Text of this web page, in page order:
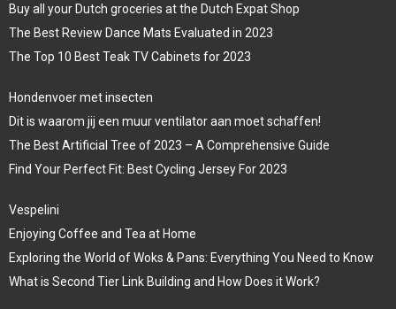
Buy all your Dutch groceries at the Dutch Expat Shop
The Best Review Dance Mats Evaluated in 2023
The Top 10 Best Teak TV Cabinets for 2023
Hondenvoer met insecten
Dit is waarom jij een muur ventilator aan moet schaffen!
The Best Artificial Tree of 2023 – A Comprehensive Guide
Find Your Perfect Fit: Best Cycling Jersey For 2023
Vespelini
Enjoying Coffee and Tea at Home
Exploring the World of Woks & Pans: Everything You Need to Know
What is Second Tier Link Building and How Does it Work?